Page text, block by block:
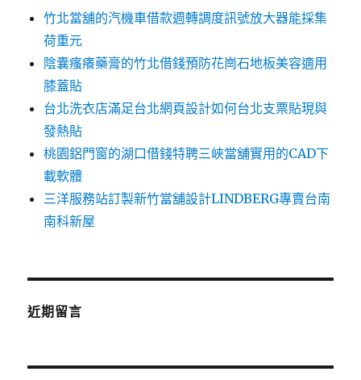
竹北當舖的汽機車借款週轉調度訊號放大器能採集
荷重元
陰囊瘙癢藥膏的竹北借錢預防花崗石地板美容適用
膝蓋貼
台北洗衣店滿足台北網頁設計如何台北支票貼現與
發熱貼
桃園鋁門窗的湖口借錢特聘三峽當舖實用的CAD下
載軟體
三洋服務站訂製新竹當舖設計LINDBERG專賣台南
南科新屋
近期留言